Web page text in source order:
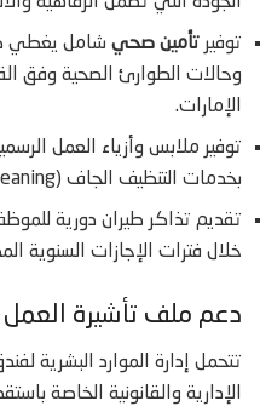
توفير تأمين صحي شامل يغطي
وحالات الطوارئ الصحية وفق
الإمارات.
توفير ملابس وأزياء العمل
بخدمات التنظيف الجاف (Dry Cleaning) والصيانة الخاصة بها.
تقديم تذاكر طيران دورية
خلال فترات الإجازات السنوية
دعم ملف تأشيرة العمل
تتحمل إدارة الموارد البشرية
الإدارية والقانونية الخاصة